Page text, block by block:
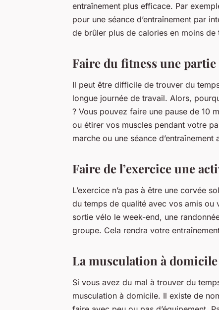
entraînement plus efficace. Par
pour une séance d’entraînement par
de brûler plus de calories en moins de
Faire du fitness une
Il peut être difficile de trouver du
longue journée de travail. Alors,
? Vous pouvez faire une pause de 10
ou étirer vos muscles pendant votre
marche ou une séance
Faire de l’exercice une
L’exercice n’a pas à être une corvée
du temps de qualité avec vos amis
sortie vélo le week-end, une
groupe. Cela rendra votre
La musculation à domicile
Si vous avez du mal à trouver du
musculation à domicile. Il existe de